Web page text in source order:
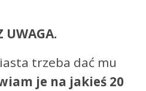
UWAGA.
trzeba dać mu
je na jakieś 20